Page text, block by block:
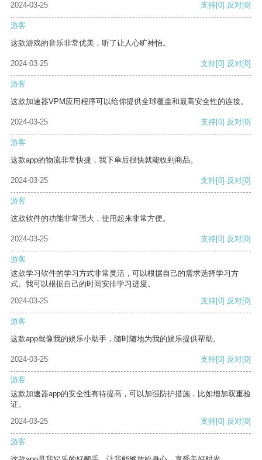
2024-03-25
支持[0] 反对[0]
游客
这款游戏的音乐非常优美，听了让人心旷神怡。
2024-03-25 支持[0] 反对[0]
游客
这款加速器VPM应用程序可以给你提供全球覆盖和最高安全性的连接。
2024-03-25 支持[0] 反对[0]
游客
这款app的物流非常快捷，我下单后很快就能收到商品。
2024-03-25 支持[0] 反对[0]
游客
这款软件的功能非常强大，使用起来非常方便。
2024-03-25 支持[0] 反对[0]
游客
这款学习软件的学习方式非常灵活，可以根据自己的需求选择学习方
式。我可以根据自己的时间安排学习进度。
2024-03-25
支持[0] 反对[0]
游客
这款app就像我的娱乐小助手，随时随地为我的娱乐提供帮助。
2024-03-25 支持[0] 反对[0]
游客
这款加速器app的安全性有待提高，可以加强防护措施，比如增加双重验
证。
2024-03-25
支持[0] 反对[0]
游客